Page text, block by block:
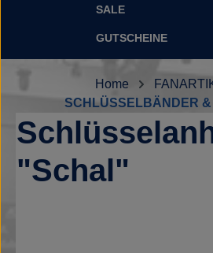
SALE
GUTSCHEINE
Home
SCHLÜSSELBÄNDER
"Schal"